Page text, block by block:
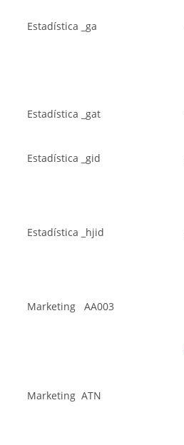
Estadística _ga
Estadística _gat
Estadística _gid
Estadística _hjid
Marketing AA003
Marketing ATN